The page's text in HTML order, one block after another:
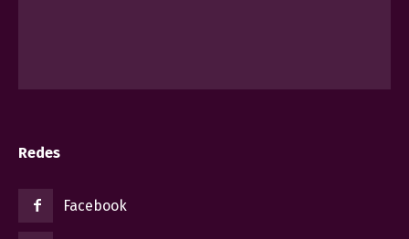
Redes
Facebook